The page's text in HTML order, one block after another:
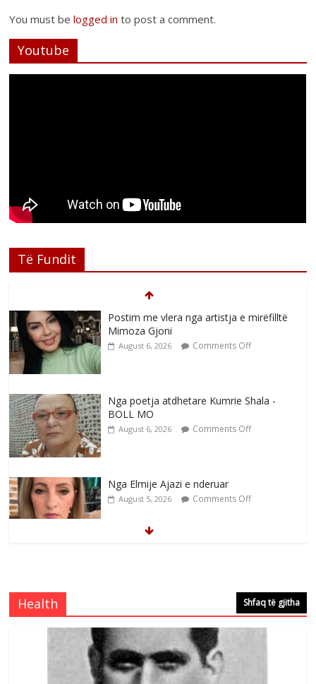
You must belogged in to post a comment.
Youtube
Të Fundit
Postim me vlera nga artistja e mirëfilltë
Mimoza Gjoni
August 6, 2026 Comments Off
Nga poetja atdhetare Kumrie Shala -
BOLL MO
August 6, 2026 Comments Off
Nga Elmije Ajazi e nderuar
August 5, 2026 Comments Off
Comments Off
Çlirimtari Mentor Mushkolaj nderohet
me mirenjohje nga Xhevdet Qeriqi Dega
e invalidëve në Fushë Kosovë
Health Shfaq të gjitha